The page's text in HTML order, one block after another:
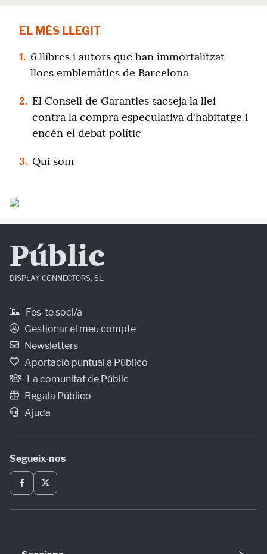
EL MÉS LLEGIT
1. 6 llibres i autors que han immortalitzat
llocs emblemàtics de Barcelona
2. El Consell de Garanties sacseja la llei
contra la compra especulativa d'habitatge i
encén el debat polític
3. Qui som
Públic
DISPLAY CONNECTORS, SL.
Fes-te soci/a
Gestionar el meu compte
Newsletters
Aportació puntual a Público
La comunitat de Públic
Regala Público
Ajuda
Segueix-nos